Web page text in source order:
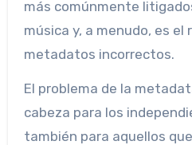
más comúnmente
música y, a menudo, es el
metadatos incorrectos.
El problema de la
cabeza para los
también para aquellos